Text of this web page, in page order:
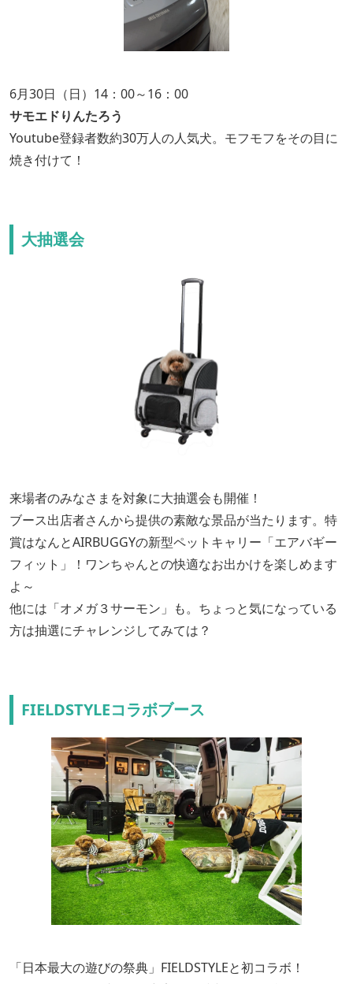
6月30日（日）14：00～16：00
サモエドりんたろう
Youtube登録者数約30万人の人気犬。モフモフをその目に
焼き付けて！
大抽選会
来場者のみなさまを対象に大抽選会も開催！
ブース出店者さんから提供の素敵な景品が当たります。特
賞はなんとAIRBUGGYの新型ペットキャリー「エアバギー
フィット」！ワンちゃんとの快適なお出かけを楽しめます
よ～
他には「オメガ３サーモン」も。ちょっと気になっている
方は抽選にチャレンジしてみては？
FIELDSTYLEコラボブース
「日本最大の遊びの祭典」FIELDSTYLEと初コラボ！